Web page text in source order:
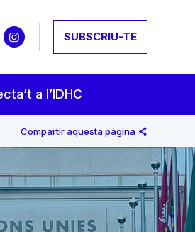
SUBSCRIU-TE
a l’IDHC
Compartir aquesta pàgina